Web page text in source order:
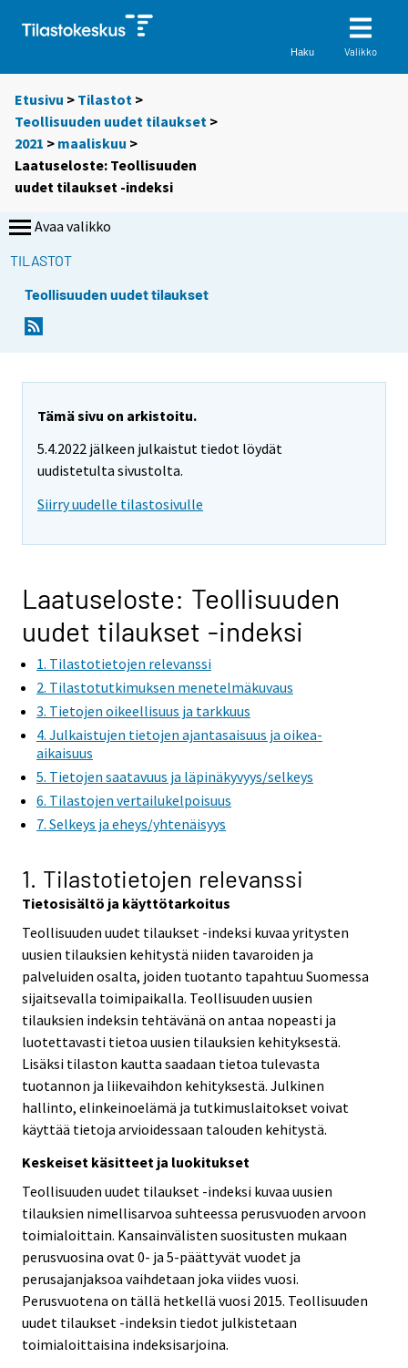
Haku Valikko
Etusivu > Tilastot >
Teollisuuden uudet tilaukset >
2021 > maaliskuu >
Laatuseloste: Teollisuuden
uudet tilaukset -indeksi
Avaa valikko
TILASTOT
Teollisuuden uudet tilaukset
Tämä sivu on arkistoitu.
5.4.2022 jälkeen julkaistut tiedot löydät
uudistetulta sivustolta.
Siirry uudelle tilastosivulle
Laatuseloste: Teollisuuden
uudet tilaukset -indeksi
1. Tilastotietojen relevanssi
2. Tilastotutkimuksen menetelmäkuvaus
3. Tietojen oikeellisuus ja tarkkuus
4. Julkaistujen tietojen ajantasaisuus ja oikea-
aikaisuus
5. Tietojen saatavuus ja läpinäkyvyys/selkeys
6. Tilastojen vertailukelpoisuus
7. Selkeys ja eheys/yhtenäisyys
1. Tilastotietojen relevanssi
Tietosisältö ja käyttötarkoitus
Teollisuuden uudet tilaukset -indeksi kuvaa yritysten
uusien tilauksien kehitystä niiden tavaroiden ja
palveluiden osalta, joiden tuotanto tapahtuu Suomessa
sijaitsevalla toimipaikalla. Teollisuuden uusien
tilauksien indeksin tehtävänä on antaa nopeasti ja
luotettavasti tietoa uusien tilauksien kehityksestä.
Lisäksi tilaston kautta saadaan tietoa tulevasta
tuotannon ja liikevaihdon kehityksestä. Julkinen
hallinto, elinkeinoelämä ja tutkimuslaitokset voivat
käyttää tietoja arvioidessaan talouden kehitystä.
Keskeiset käsitteet ja luokitukset
Teollisuuden uudet tilaukset -indeksi kuvaa uusien
tilauksien nimellisarvoa suhteessa perusvuoden arvoon
toimialoittain. Kansainvälisten suositusten mukaan
perusvuosina ovat 0- ja 5-päättyvät vuodet ja
perusajanjaksoa vaihdetaan joka viides vuosi.
Perusvuotena on tällä hetkellä vuosi 2015. Teollisuuden
uudet tilaukset -indeksin tiedot julkistetaan
toimialoittaisina indeksisarjoina.